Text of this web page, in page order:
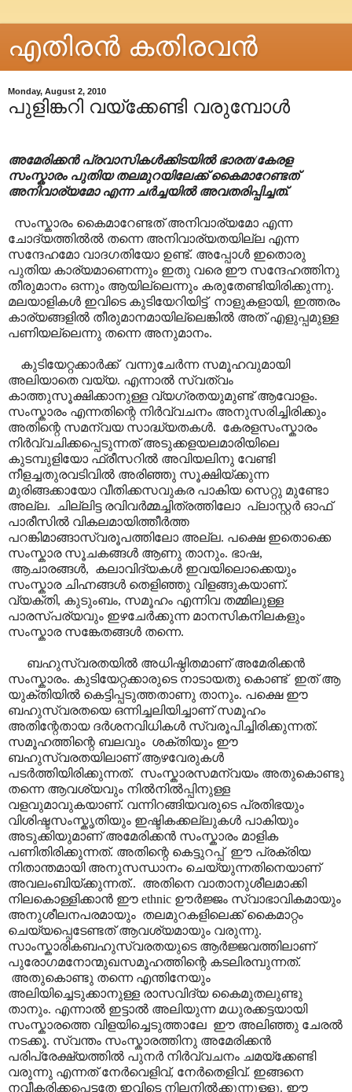
എതിരന്‍ കതിരവന്‍
Monday, August 2, 2010
പുളിങ്കറി വയ്ക്കേണ്ടി വരുമ്പോൾ
അമേരിക്കൻ പ്രവാസികൾക്കിടയിൽ ഭാരത/കേരള
സംസ്കാരം പുതിയ തലമുറയിലേക്ക് കൈമാറേണ്ടത്
അനിവാര്യമോ എന്ന ചർച്ചയിൽ അവതരിപ്പിച്ചത്.
സംസ്കാരം കൈമാറേണ്ടത് അനിവാര്യമോ എന്ന
ചോദ്യത്തിൽൽ തന്നെ അനിവാര്യതയില്ല എന്ന
സന്ദേഹമോ വാദഗതിയോ ഉണ്ട്. അപ്പോൾ ഇതൊരു
പുതിയ കാര്യമാണെന്നും ഇതു വരെ ഈ സന്ദേഹത്തിനു
തീരുമാനം ഒന്നും ആയില്ലെന്നും കരുതേണ്ടിയിരിക്കുന്നു.
മലയാളികൾ ഇവിടെ കുടിയേറിയിട്ട് നാളുകളായി, ഇത്തരം
കാര്യങ്ങളിൽ തീരുമാനമായില്ലെങ്കിൽ അത് എളുപ്പമുള്ള
പണിയല്ലെന്നു തന്നെ അനുമാനം.
കുടിയേറ്റക്കാർക്ക് വന്നുചേർന്ന സമൂഹവുമായി
അലിയാതെ വയ്യ. എന്നാൽ സ്വത്വം
കാത്തുസൂക്ഷിക്കാനുള്ള വ്യഗ്രതയുമുണ്ട് ആവോളം.
സംസ്കാരം എന്നതിന്റെ നിർവ്വചനം അനുസരിച്ചിരിക്കും
അതിന്റെ സമന്വയ സാദ്ധ്യതകൾ. കേരളസംസ്കാരം
നിർവ്വചിക്കപ്പെടുന്നത് അടുക്കളയലമാരിയിലെ
കുടമ്പുളിയോ ഫ്രീസറിൽ അവിയലിനു വേണ്ടി
നീളച്ചതുരവടിവിൽ അരിഞ്ഞു സൂക്ഷിയ്ക്കുന്ന
മുരിങ്ങക്കായോ വീതിക്കസവുകര പാകിയ സെറ്റു മുണ്ടോ
അല്ല. ചില്ലിട്ട രവിവർമ്മച്ചിത്രത്തിലോ പ്ലാ‍സ്റ്റർ ഓഫ്
പാരീസിൽ വികലമായിത്തീർത്ത
പറങ്കിമാങ്ങാസ്വരൂപത്തിലോ അല്ല. പക്ഷെ ഇതൊക്കെ
സംസ്കാര സൂചകങ്ങൾ ആണു താനും. ഭാഷ,
ആചാരങ്ങൾ, കലാവിദ്യകൾ ഇവയിലൊക്കെയും
സംസ്കാര ചിഹ്നങ്ങൾ തെളിഞ്ഞു വിളങ്ങുകയാണ്.
വ്യക്തി, കുടുംബം, സമൂഹം എന്നിവ തമ്മിലുള്ള
പാരസ്പര്യവും ഇഴചേർക്കുന്ന മാനസികനിലകളും
സംസ്കാര സങ്കേതങ്ങൾ തന്നെ.
ബഹുസ്വരതയിൽ അധിഷ്ഠിതമാണ് അമേരിക്കൻ
സംസ്കാരം. കുടിയേറ്റക്കാരുടെ നാടായതു കൊണ്ട് ഇത് ആ
യുക്തിയിൽ കെട്ടിപ്പടുത്തതാണു താനും. പക്ഷെ ഈ
ബഹുസ്വരതയെ ഒന്നിച്ചലിയിച്ചാണ് സമൂഹം
അതിന്റേതായ ദർശനവിധികൾ സ്വരൂപിച്ചിരിക്കുന്നത്.
സമൂഹത്തിന്റെ ബലവും ശക്തിയും ഈ
ബഹുസ്വരതയിലാണ് ആഴവേരുകൾ
പടർത്തിയിരിക്കുന്നത്. സംസ്കാരസമന്വയം അതുകൊണ്ടു
തന്നെ ആവശ്യവും നിൽനിൽ‌പ്പിനുള്ള
വളവുമാവുകയാണ്. വന്നിറങ്ങിയവരുടെ പ്രതിഭയും
വിശിഷ്ടസംസ്കൃതിയും ഇഷ്ടികക്കല്ലുകൾ പാകിയും
അടുക്കിയുമാണ് അമേരിക്കൻ സംസ്കാരം മാളിക
പണിതിരിക്കുന്നത്. അതിന്റെ കെട്ടുറപ്പ് ഈ പ്രക്രിയ
നിതാന്തമായി അനുസന്ധാനം ചെയ്യുന്നതിനെയാണ്
അവലംബിയ്ക്കുന്നത്.. അതിനെ വാതാനുശീലമാക്കി
നിലകൊള്ളിക്കാൻ ഈ ethnic ഊർജ്ജം സ്വാഭാവികമായും
അനുശീലനപരമായും തലമുറകളിലെക്ക് കൈമാറ്റം
ചെയ്യപ്പെടേണ്ടത് ആവശ്യമായും വരുന്നു.
സാംസ്കാരികബഹുസ്വരതയുടെ ആർജ്ജവത്തിലാണ്
പുരോഗമനോന്മുഖസമൂഹത്തിന്റെ കടലിരമ്പുന്നത്.
അതുകൊണ്ടു തന്നെ എന്തിനേയും
അലിയിച്ചെടുക്കാനുള്ള രാസവിദ്യ കൈമുതലുണ്ടു
താനും. എന്നാൽ ഇട്ടാൽ അലിയുന്ന മധുരക്കട്ടയായി
സംസ്കാരത്തെ വിളയിച്ചെടുത്താലേ ഈ അലിഞ്ഞു ചേരൽ
നടക്കൂ. സ്വന്തം സംസ്കാരത്തിനു അമേരിക്കൻ
പരിപ്രേക്ഷ്യത്തിൽ പുനർ നിർവ്വചനം ചമയ്ക്കേണ്ടി
വരുന്നു എന്നത് നേർവെളിവ്, നേർതെളിവ്. ഇങ്ങനെ
നവീകരിക്കപ്പെട്ടതേ ഇവിടെ നിലനിൽക്കുന്നുള്ളു. ഈ